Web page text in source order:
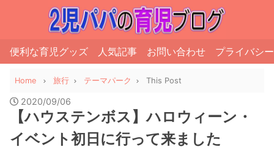
便利な育児グッズ 人気記事 お問い合わせ プライバシ
Home 旅行 テーマパーク This Post
2020/09/06
【ハウステンボス】ハロウィーン・
イベント初日に行って来ました